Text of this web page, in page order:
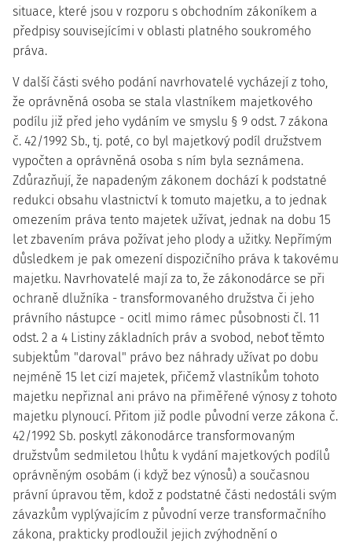
situace, které jsou v rozporu s obchodním zákoníkem a
předpisy souvisejícími v oblasti platného soukromého
práva.
V další části svého podání navrhovatelé vycházejí z toho,
že oprávněná osoba se stala vlastníkem majetkového
podílu již před jeho vydáním ve smyslu § 9 odst. 7 zákona
č. 42/1992 Sb., tj. poté, co byl majetkový podíl družstvem
vypočten a oprávněná osoba s ním byla seznámena.
Zdůrazňují, že napadeným zákonem dochází k podstatné
redukci obsahu vlastnictví k tomuto majetku, a to jednak
omezením práva tento majetek užívat, jednak na dobu 15
let zbavením práva požívat jeho plody a užitky. Nepřímým
důsledkem je pak omezení dispozičního práva k takovému
majetku. Navrhovatelé mají za to, že zákonodárce se při
ochraně dlužníka - transformovaného družstva či jeho
právního nástupce - ocitl mimo rámec působnosti čl. 11
odst. 2 a 4 Listiny základních práv a svobod, neboť těmto
subjektům "daroval" právo bez náhrady užívat po dobu
nejméně 15 let cizí majetek, přičemž vlastníkům tohoto
majetku nepřiznal ani právo na přiměřené výnosy z tohoto
majetku plynoucí. Přitom již podle původní verze zákona č.
42/1992 Sb. poskytl zákonodárce transformovaným
družstvům sedmiletou lhůtu k vydání majetkových podílů
oprávněným osobám (i když bez výnosů) a současnou
právní úpravou těm, kdož z podstatné části nedostáli svým
závazkům vyplývajícím z původní verze transformačního
zákona, prakticky prodloužil jejich zvýhodnění o